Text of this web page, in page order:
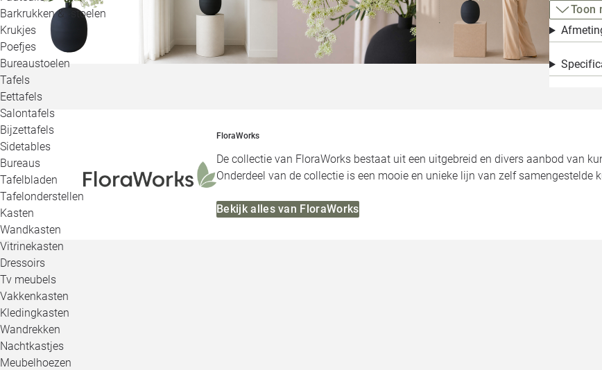
Barkrukken & -stoelen
Krukjes
Poefjes
Bureaustoelen
Tafels
Eettafels
Salontafels
Bijzettafels
Sidetables
Bureaus
Tafelbladen
Tafelonderstellen
Kasten
Wandkasten
Vitrinekasten
Dressoirs
Tv meubels
Vakkenkasten
Kledingkasten
Wandrekken
Nachtkastjes
Meubelhoezen
Toon
FloraWorks
De collectie van FloraWorks bestaat uit een uitgebreid en divers aanbod van
Onderdeel van de collectie is een mooie en unieke lijn van zelf
Bekijk alles van FloraWorks